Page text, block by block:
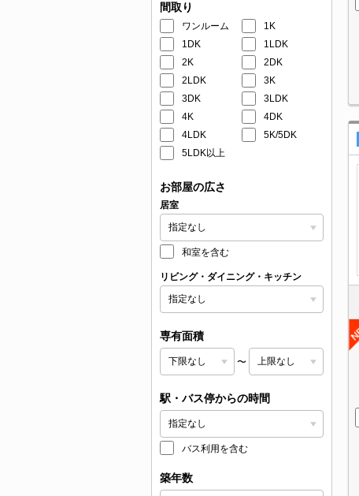
間取り
ワンルーム
1K
1DK
1LDK
2K
2DK
2LDK
3K
3DK
3LDK
4K
4DK
4LDK
5K/5DK
5LDK以上
お部屋の広さ
居室
和室を含む
リビング・ダイニング・キッチン
専有面積
〜
駅・バス停からの時間
バス利用を含む
築年数